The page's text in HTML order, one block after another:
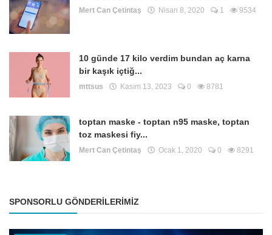
Mert Can Çetintaş Nisan 8, 2020 1 9534
10 günde 17 kilo verdim bundan aç karna
bir kaşık içtiğ...
mttsus Kasım 13, 2023 0 8781
toptan maske - toptan n95 maske, toptan
toz maskesi fiy...
Mert Can Çetintaş Ocak 1, 2020 0 8291
SPONSORLU GÖNDERILERIMIZ